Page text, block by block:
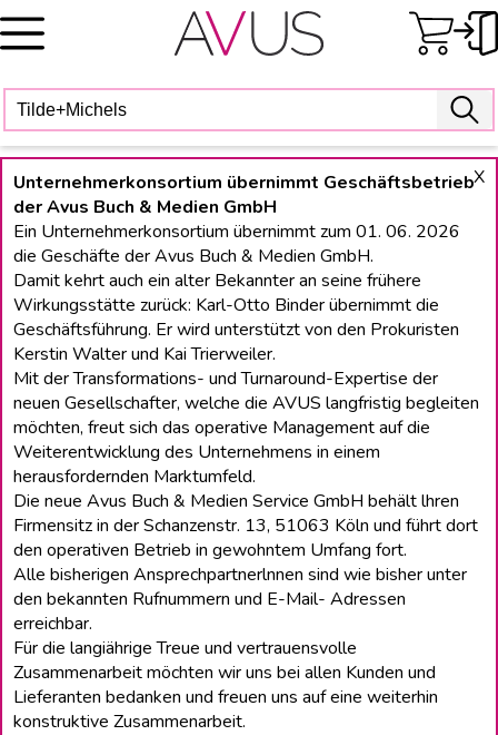
Skip
to
X
Unternehmerkonsortium übernimmt Geschäftsbetrieb
der Avus Buch & Medien GmbH
Ein Unternehmerkonsortium übernimmt zum 01. 06. 2026
die Geschäfte der Avus Buch & Medien GmbH.
Damit kehrt auch ein alter Bekannter an seine frühere
Wirkungsstätte zurück: Karl-Otto Binder übernimmt die
Geschäftsführung. Er wird unterstützt von den Prokuristen
Kerstin Walter und Kai Trierweiler.
Mit der Transformations- und Turnaround-Expertise der
neuen Gesellschafter, welche die AVUS langfristig begleiten
möchten, freut sich das operative Management auf die
Weiterentwicklung des Unternehmens in einem
herausfordernden Marktumfeld.
Die neue Avus Buch & Medien Service GmbH behält lhren
Firmensitz in der Schanzenstr. 13, 51063 Köln und führt dort
den operativen Betrieb in gewohntem Umfang fort.
Alle bisherigen Ansprechpartnerlnnen sind wie bisher unter
den bekannten Rufnummern und E-Mail- Adressen
erreichbar.
Für die langiährige Treue und vertrauensvolle
Zusammenarbeit möchten wir uns bei allen Kunden und
Lieferanten bedanken und freuen uns auf eine weiterhin
konstruktive Zusammenarbeit.